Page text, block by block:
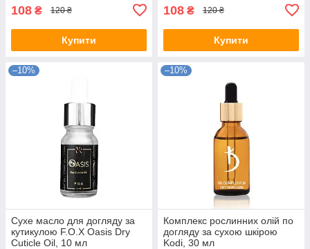
108 ₴ 120 ₴
Купити
108 ₴ 120 ₴
Купити
–10%
Сухе масло для догляду за
кутикулою F.O.X Oasis Dry
Cuticle Oil, 10 мл
–10%
Комплекс рослинних олій по
догляду за сухою шкірою
Kodi, 30 мл